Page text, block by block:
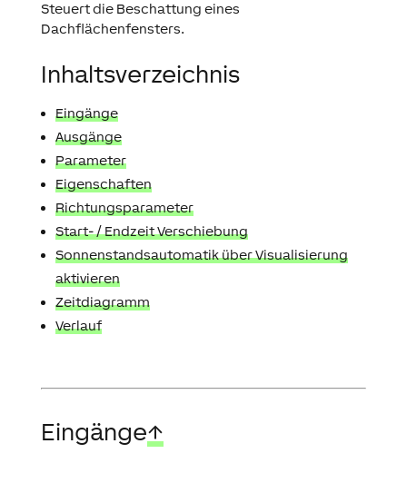
Steuert die Beschattung eines
Dachflächenfensters.
Inhaltsverzeichnis
Eingänge
Ausgänge
Parameter
Eigenschaften
Richtungsparameter
Start- / Endzeit Verschiebung
Sonnenstandsautomatik über Visualisierung
aktivieren
Zeitdiagramm
Verlauf
Eingänge↑